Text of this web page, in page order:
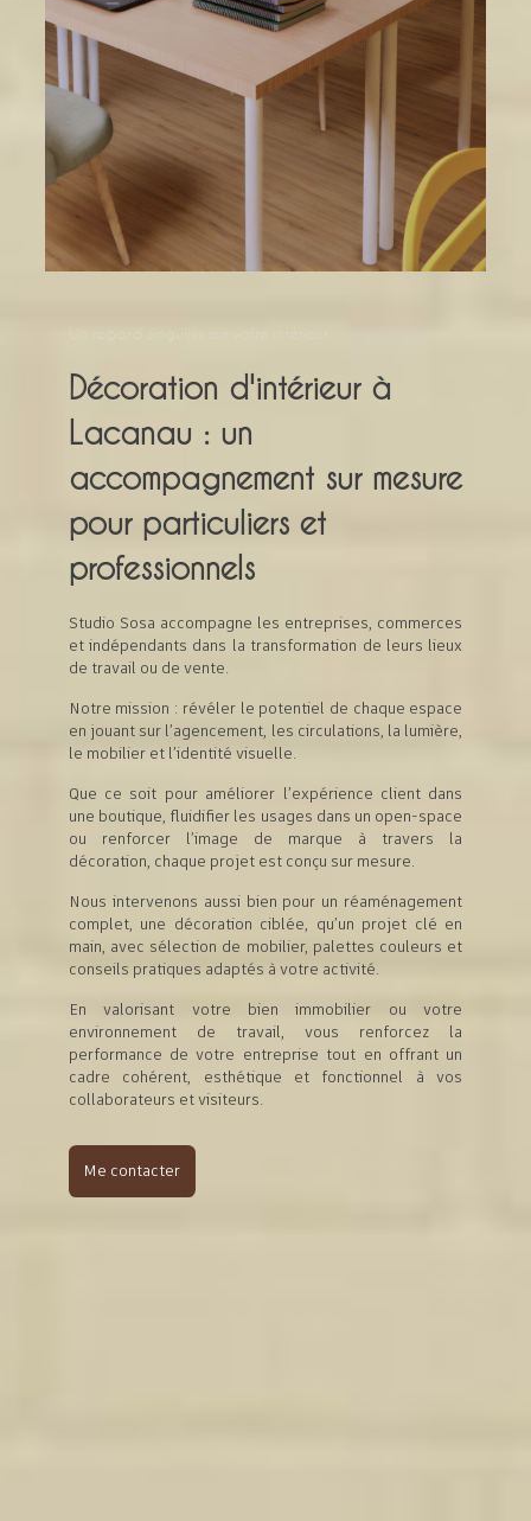
Décoration d'intérieur à
Lacanau : un
accompagnement sur mesure
pour particuliers et
professionnels
Studio Sosa accompagne les entreprises, commerces
et indépendants dans la transformation de leurs lieux
de travail ou de vente.
Notre mission : révéler le potentiel de chaque espace
en jouant sur l’agencement, les circulations, la lumière,
le mobilier et l’identité visuelle.
Que ce soit pour améliorer l’expérience client dans
une boutique, fluidifier les usages dans un open-space
ou renforcer l’image de marque à travers la
décoration, chaque projet est conçu sur mesure.
Nous intervenons aussi bien pour un réaménagement
complet, une décoration ciblée, qu’un projet clé en
main, avec sélection de mobilier, palettes couleurs et
conseils pratiques adaptés à votre activité.
En valorisant votre bien immobilier ou votre
environnement de travail, vous renforcez la
performance de votre entreprise tout en offrant un
cadre cohérent, esthétique et fonctionnel à vos
collaborateurs et visiteurs.
Me contacter